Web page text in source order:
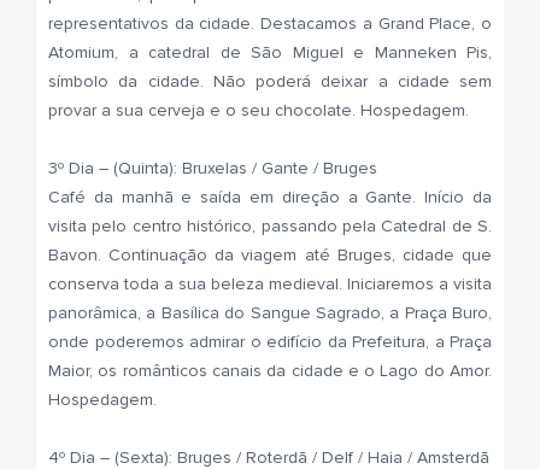
representativos da cidade. Destacamos a Grand Place, o
Atomium, a catedral de São Miguel e Manneken Pis,
símbolo da cidade. Não poderá deixar a cidade sem
provar a sua cerveja e o seu chocolate. Hospedagem.
3º Dia – (Quinta): Bruxelas / Gante / Bruges
Café da manhã e saída em direção a Gante. Início da
visita pelo centro histórico, passando pela Catedral de S.
Bavon. Continuação da viagem até Bruges, cidade que
conserva toda a sua beleza medieval. Iniciaremos a visita
panorâmica, a Basílica do Sangue Sagrado, a Praça Buro,
onde poderemos admirar o edifício da Prefeitura, a Praça
Maior, os românticos canais da cidade e o Lago do Amor.
Hospedagem.
4º Dia – (Sexta): Bruges / Roterdã / Delf / Haia / Amsterdã